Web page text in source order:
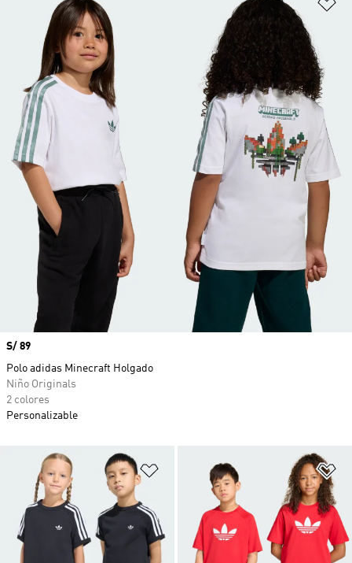
Añadir a la lista de deseos
Precio
S/ 89
Polo adidas Minecraft Holgado
Niño Originals
2 colores
Personalizable